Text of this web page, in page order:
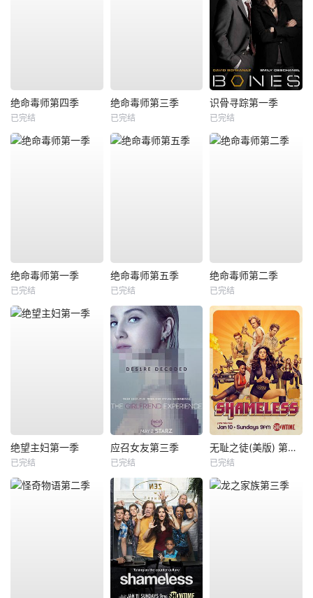
绝命毒师第四季
已完结
绝命毒师第三季
已完结
识骨寻踪第一季
已完结
绝命毒师第一季
已完结
绝命毒师第五季
已完结
绝命毒师第二季
已完结
绝望主妇第一季
已完结
应召女友第三季
已完结
无耻之徒(美版) 第六季
已完结